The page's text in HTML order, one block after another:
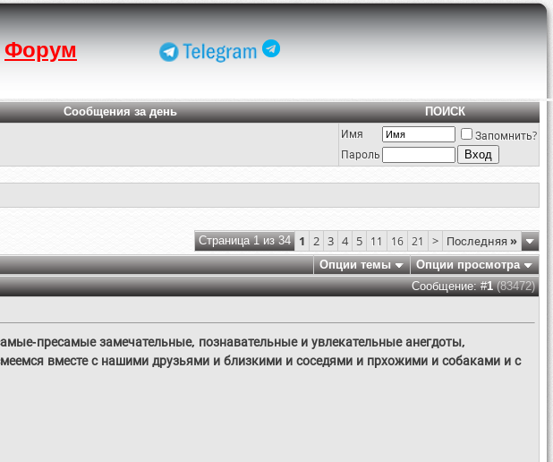
Форум
Сообщения за день ПОИСК
Имя
Запомнить?
Пароль
Страница 1 из 34 1 2 3 4 5 11 16 21 > Последняя»
Опции темы
Опции просмотра
Сообщение: #1(83472)
пресамые замечательные, познавательные и увлекательные анегдоты,
вместе с нашими друзьями и близкими и соседями и прхожими и собаками и с